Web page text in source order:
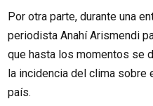
Por otra parte, durante una
periodista Anahí Arismendi
que hasta los momentos se
la incidencia del clima sobre
país.